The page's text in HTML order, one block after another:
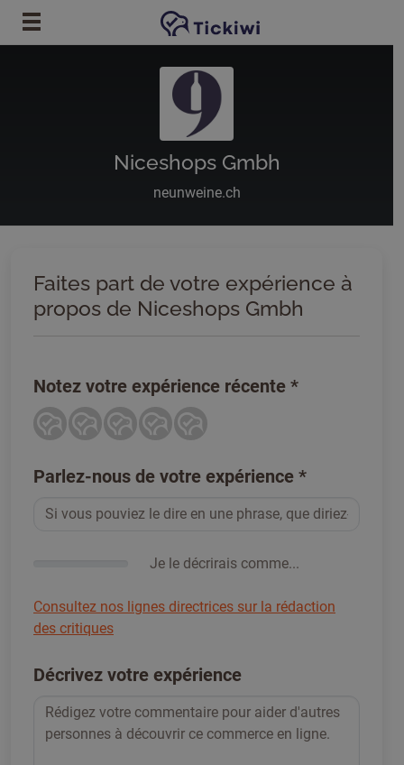
Passer au contenu principal
Niceshops Gmbh
neunweine.ch
Faites part de votre expérience à
propos de Niceshops Gmbh
Notez votre expérience récente *
Parlez-nous de votre expérience *
Je le décrirais comme...
Consultez nos lignes directrices sur la rédaction
des critiques
Décrivez votre expérience